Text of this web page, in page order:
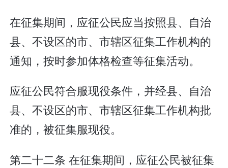
在征集期间，应征公民应当按照县、自治
县、不设区的市、市辖区征集工作机构的
通知，按时参加体格检查等征集活动。
应征公民符合服现役条件，并经县、自治
县、不设区的市、市辖区征集工作机构批
准的，被征集服现役。
第二十二条 在征集期间，应征公民被征集